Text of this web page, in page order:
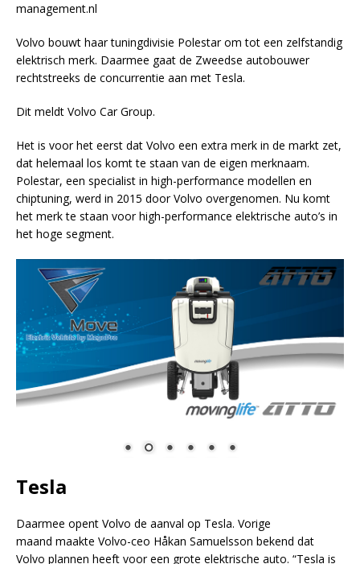
management.nl
Volvo bouwt haar tuningdivisie Polestar om tot een zelfstandig
elektrisch merk. Daarmee gaat de Zweedse autobouwer
rechtstreeks de concurrentie aan met Tesla.
Dit meldt Volvo Car Group.
Het is voor het eerst dat Volvo een extra merk in de markt zet,
dat helemaal los komt te staan van de eigen merknaam.
Polestar, een specialist in high-performance modellen en
chiptuning, werd in 2015 door Volvo overgenomen. Nu komt
het merk te staan voor high-performance elektrische auto’s in
het hoge segment.
Tesla
Daarmee opent Volvo de aanval op Tesla. Vorige
maand maakte Volvo-ceo Håkan Samuelsson bekend dat
Volvo plannen heeft voor een grote elektrische auto. “Tesla is